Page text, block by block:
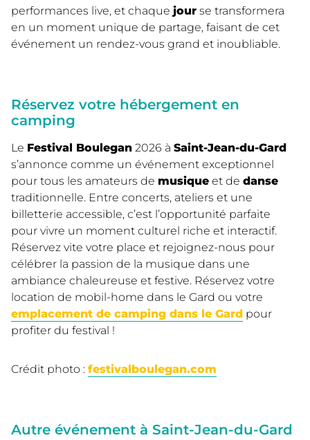
performances live, et chaque jour se transformera
en un moment unique de partage, faisant de cet
événement un rendez-vous grand et inoubliable.
Réservez votre hébergement en
camping
Le Festival Boulegan 2026 à Saint-Jean-du-Gard
s’annonce comme un événement exceptionnel
pour tous les amateurs de musique et de danse
traditionnelle. Entre concerts, ateliers et une
billetterie accessible, c’est l’opportunité parfaite
pour vivre un moment culturel riche et interactif.
Réservez vite votre place et rejoignez-nous pour
célébrer la passion de la musique dans une
ambiance chaleureuse et festive. Réservez votre
location de mobil-home dans le Gard ou votre
emplacement de camping dans le Gard pour
profiter du festival !
Crédit photo : festivalboulegan.com
Autre événement à Saint-Jean-du-Gard